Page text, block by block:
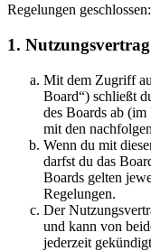
Regelungen geschlossen:
1. Nutzungsvertrag
Mit dem Zugriff
Board“) schließt
des Boards ab
mit den
Wenn du mit
darfst du das
Boards gelten
Regelungen.
Der
und kann von
jederzeit